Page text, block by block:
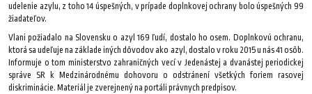
udelenie azylu, z toho 14 úspešných, v prípade doplnkovej ochrany bolo úspešných 99
žiadateľov.
Vlani požiadalo na Slovensku o azyl 169 ľudí, dostalo ho osem. Doplnkovú ochranu,
ktorá sa udeľuje na základe iných dôvodov ako azyl, dostalo v roku 2015 u nás 41 osôb.
Informuje o tom ministerstvo zahraničných vecí v Jedenástej a dvanástej periodickej
správe SR k Medzinárodnému dohovoru o odstránení všetkých foriem rasovej
diskriminácie. Materiál je zverejnený na portáli právnych predpisov.